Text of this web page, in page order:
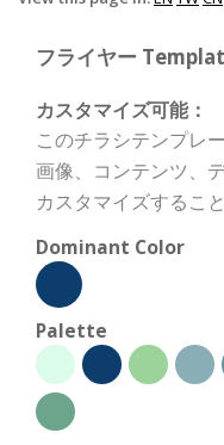
フライヤー
カスタマイズ可能：
このチラシテンプレ
画像、コンテンツ、
カスタマイズするこ
Dominant Color
Palette